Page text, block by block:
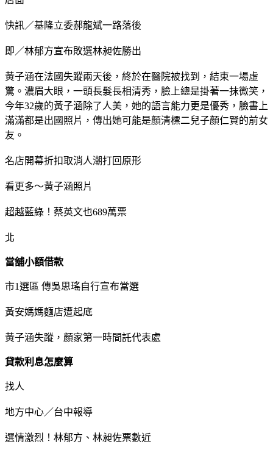
快訊／基隆立委郝龍斌一路落後
即／林郁方宣布敗選林昶佐勝出
黃子涵在法國失蹤兩天後，終於在醫院被找到，結束一場虛
驚。濃眉大眼，一頭長髮長相清秀，臉上總是掛著一抹微笑，
今年32歲的黃子涵除了人美，她的語言能力更是優秀，臉書上
滿滿都是出國照片，傳出她可能是顏清標二兒子顏仁賢的前女
友。
名店開幕折扣取消人潮打回原形
看更多～黃子涵照片
超越藍綠！蔡英文也689萬票
北
當舖小額借款
市1選區 傳吳思瑤自行宣布當選
黃安媽媽麵店遭起底
黃子涵失蹤，顏家第一時間託代表處
貸款利息怎麼算
找人
地方中心／台中報導
選情激烈！林郁方、林昶佐票數近